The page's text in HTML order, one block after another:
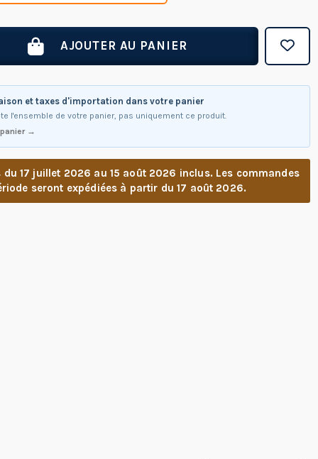
AJOUTER AU PANIER
et taxes d'importation dans votre panier
l'ensemble de votre panier, pas uniquement ce produit.
→
17 juillet 2026 au 15 août 2026 inclus. Les commandes
seront expédiées à partir du 17 août 2026.